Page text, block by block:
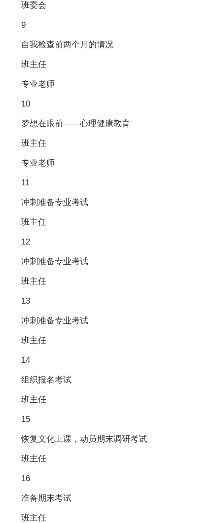
班委会
9
自我检查前两个月的情况
班主任
专业老师
10
梦想在眼前——心理健康教育
班主任
专业老师
11
冲刺准备专业考试
班主任
12
冲刺准备专业考试
班主任
13
冲刺准备专业考试
班主任
14
组织报名考试
班主任
15
恢复文化上课，动员期末调研考试
班主任
16
准备期末考试
班主任